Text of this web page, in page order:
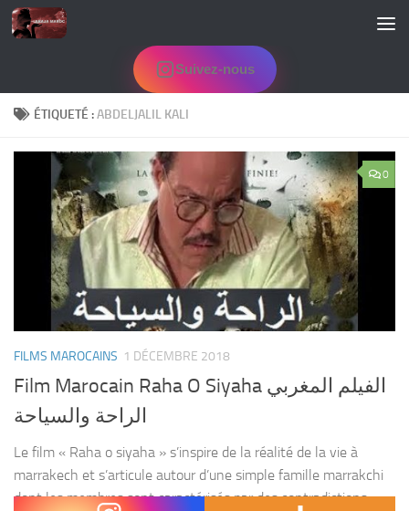
Skip to content
Suivez-nous
ÉTIQUETÉ :ABDELJALIL KALI
0
FILMS MAROCAINS 1 DÉCEMBRE 2018
Film Marocain Raha O Siyaha الفيلم المغربي
الراحة والسياحة
Le film « Raha o siyaha » s’inspire de la réalité de la vie à
marrakech et s’articule autour d’une simple famille marrakchi
dont les membres sont caractérisés par des contradictions